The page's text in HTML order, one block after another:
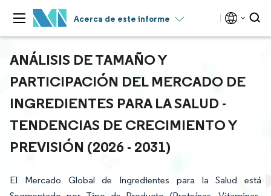
Acerca de este informe
ANÁLISIS DE TAMAÑO Y
PARTICIPACIÓN DEL MERCADO DE
INGREDIENTES PARA LA SALUD -
TENDENCIAS DE CRECIMIENTO Y
PREVISIÓN (2026 - 2031)
El Mercado Global de Ingredientes para la Salud está